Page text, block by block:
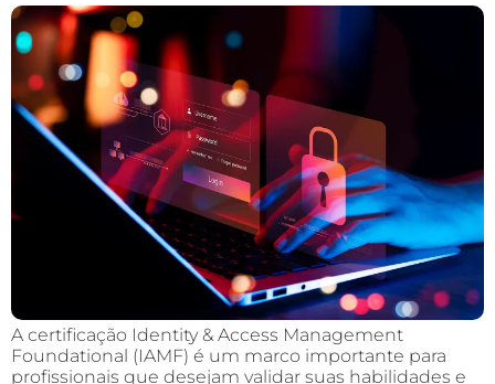
A certificação Identity & Access Management
Foundational (IAMF) é um marco importante para
profissionais que desejam validar suas habilidades e